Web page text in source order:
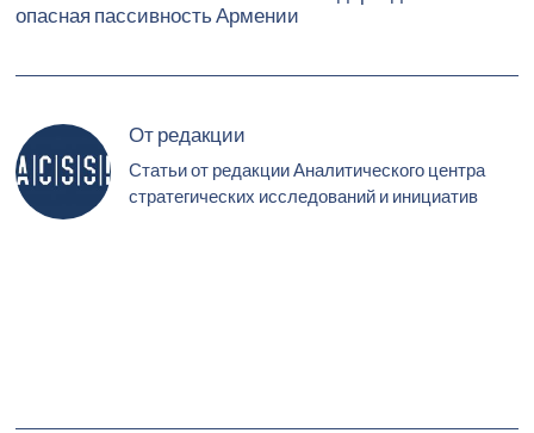
опасная пассивность Армении
От редакции
Статьи от редакции Аналитического центра
стратегических исследований и инициатив